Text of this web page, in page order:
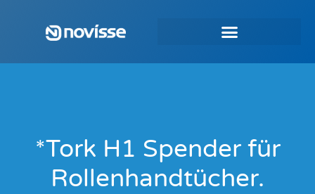
*Tork H1 Spender für
Rollenhandtücher.